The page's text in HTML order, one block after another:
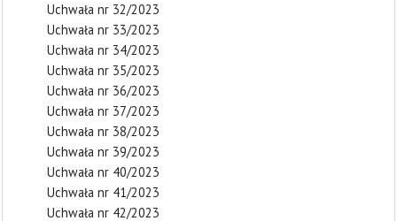
Uchwała nr 32/2023
Uchwała nr 33/2023
Uchwała nr 34/2023
Uchwała nr 35/2023
Uchwała nr 36/2023
Uchwała nr 37/2023
Uchwała nr 38/2023
Uchwała nr 39/2023
Uchwała nr 40/2023
Uchwała nr 41/2023
Uchwała nr 42/2023